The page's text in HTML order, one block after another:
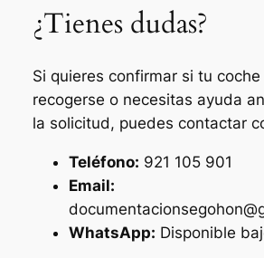
¿Tienes dudas?
Si quieres confirmar si tu
recogerse o necesitas ayuda
la solicitud, puedes contactar
Teléfono: 921 105 901
Email:
WhatsApp: Disponible